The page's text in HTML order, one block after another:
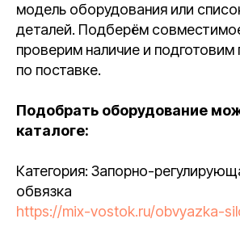
модель оборудования или
деталей. Подберём
проверим наличие и
по поставке.
Подобрать оборудование
каталоге:
Категория: Запорно-
обвязка
https://mix-vostok.ru/obvyazka-